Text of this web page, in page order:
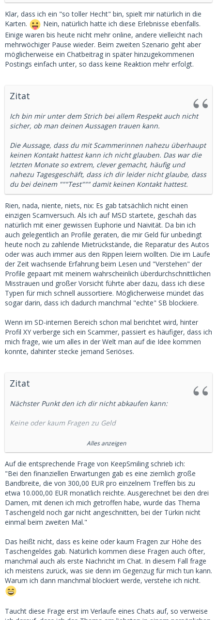
Klar, dass ich ein "so toller Hecht" bin, spielt mir natürlich in die
Karten.
Nein, natürlich hatte ich diese Erlebnisse ebenfalls.
Einige waren bis heute nicht mehr online, andere vielleicht nach
mehrwöchiger Pause wieder. Beim zweiten Szenario geht aber
möglicherweise ein Chatbeitrag in später hinzugekommenen
Postings einfach unter, so dass keine Reaktion mehr erfolgt.
Zitat
Ich bin mir unter dem Strich bei allem Respekt auch nicht
sicher, ob man deinen Aussagen trauen kann.
Die Aussage, dass du mit Scammerinnen nahezu überhaupt
keinen Kontakt hattest kann ich nicht glauben. Das war die
letzten Monate so extrem, clever gemacht, häufig und
nahezu Tagesgeschäft, dass ich dir leider nicht glaube, dass
du bei deinem """Test""" damit keinen Kontakt hattest.
Rien, nada, niente, niets, nix: Es gab tatsächlich nicht einen
einzigen Scamversuch. Als ich auf MSD startete, geschah das
natürlich mit einer gewissen Euphorie und Naivität. Da bin ich
auch gelegentlich an Profile geraten, die mir Geld für unbedingt
heute noch zu zahlende Mietrückstände, die Reparatur des Autos
oder was auch immer aus den Rippen leiern wollten. Die im Laufe
der Zeit wachsende Erfahrung beim Lesen und "Verstehen" der
Profile gepaart mit meinem wahrscheinlich überdurchschnittlichen
Misstrauen und großer Vorsicht führte aber dazu, dass ich diese
Typen für mich schnell aussortiere. Möglicherweise mündet das
sogar darin, dass ich dadurch manchmal "echte" SB blockiere.
Wenn im SD-internen Bereich schon mal berichtet wird, hinter
Profil XY verberge sich ein Scammer, passiert es häufiger, dass ich
mich frage, wie um alles in der Welt man auf die Idee kommen
konnte, dahinter stecke jemand Seriöses.
Zitat
Nächster Punkt den ich dir nicht abkaufen kann:
Keine oder kaum Fragen zu Geld
Das war bei nicht Scam die Standard Frage in 60% der Fälle.
"Was gibt es dafür?"
"Darf ich nach dem TG fragen?"
"Was sind deine Vorstellungen hinsichtlich Unterstützung?"
etc
zurück gelassen hat, weil die Frage zum Start 0,0 Sinn
ergibt.
Alles anzeigen
Auf die entsprechende Frage von KeepSmiling schrieb ich:
"Bei den finanziellen Erwartungen gab es eine ziemlich große
Bandbreite, die von 300,00 EUR pro einzelnem Treffen bis zu
etwa 10.000,00 EUR monatlich reichte. Ausgerechnet bei den drei
Damen, mit denen ich mich getroffen habe, wurde das Thema
Taschengeld noch gar nicht angeschnitten, bei der Türkin nicht
einmal beim zweiten Mal."
Das heißt nicht, dass es keine oder kaum Fragen zur Höhe des
Taschengeldes gab. Natürlich kommen diese Fragen auch öfter,
manchmal auch als erste Nachricht im Chat. In diesem Fall frage
ich meistens zurück, was sie denn im Gegenzug für mich tun kann.
Warum ich dann manchmal blockiert werde, verstehe ich nicht.
Taucht diese Frage erst im Verlaufe eines Chats auf, so verweise